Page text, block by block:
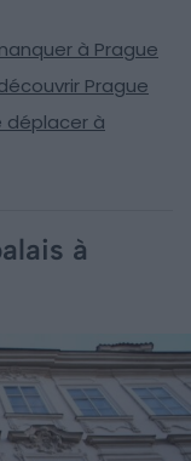
à Prague
Prague
déplacer à
à